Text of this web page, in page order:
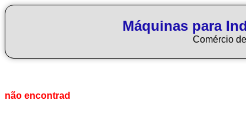
Máquinas para
Comércio
não encontrad